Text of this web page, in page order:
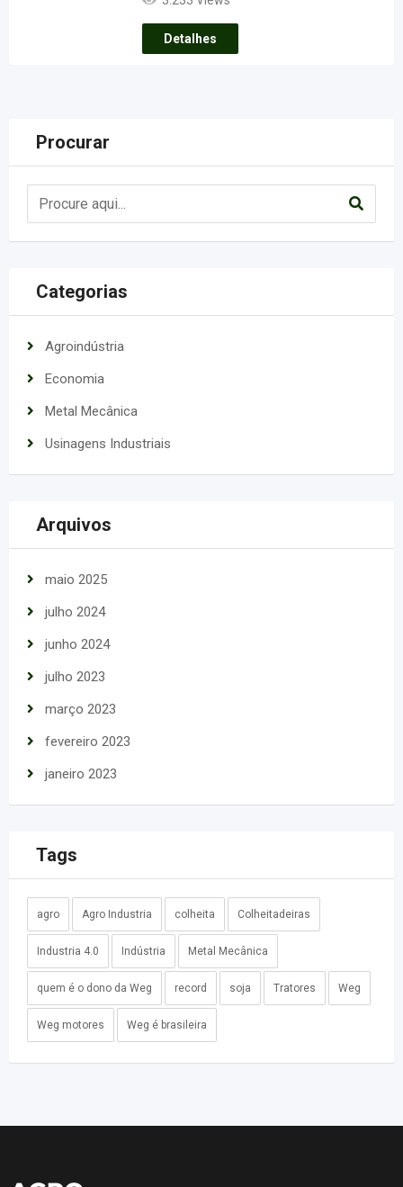
Detalhes
Procurar
Categorias
Agroindústria
Economia
Metal Mecânica
Usinagens Industriais
Arquivos
maio 2025
julho 2024
junho 2024
julho 2023
março 2023
fevereiro 2023
janeiro 2023
Tags
agro Agro Industria colheita Colheitadeiras
Industria 4.0 Indústria Metal Mecânica
quem é o dono da Weg record soja Tratores Weg
Weg motores Weg é brasileira